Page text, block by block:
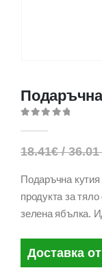
18.41€ /36.01
Подаръчна
продукта за
зелена ябълка.
Доставка